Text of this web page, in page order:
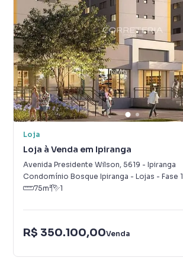
Loja
Loja à Venda em Ipiranga
Avenida Presidente Wilson, 5619 - Ipiranga
Condomínio Bosque Ipiranga - Lojas - Fase 1
75m² 1
R$ 350.100,00Venda